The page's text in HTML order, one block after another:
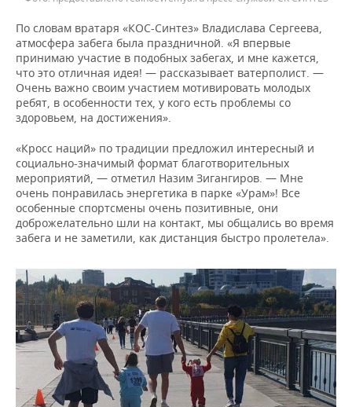
По словам вратаря «КОС-Синтез» Владислава Сергеева,
атмосфера забега была праздничной. «Я впервые
принимаю участие в подобных забегах, и мне кажется,
что это отличная идея! — рассказывает ватерполист. —
Очень важно своим участием мотивировать молодых
ребят, в особенности тех, у кого есть проблемы со
здоровьем, на достижения».
«Кросс наций» по традиции предложил интересный и
социально-значимый формат благотворительных
мероприятий, — отметил Назим Зигангиров. — Мне
очень понравилась энергетика в парке «Урам»! Все
особенные спортсмены очень позитивные, они
доброжелательно шли на контакт, мы общались во время
забега и не заметили, как дистанция быстро пролетела».